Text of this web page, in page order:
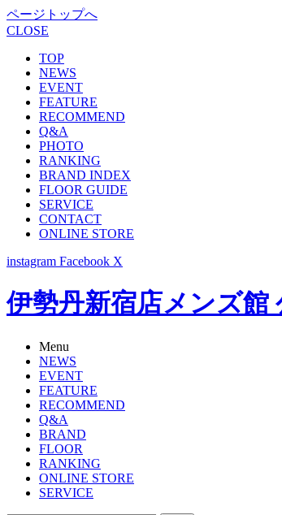
ページトップへ
CLOSE
TOP
NEWS
EVENT
FEATURE
RECOMMEND
Q&A
PHOTO
RANKING
BRAND INDEX
FLOOR GUIDE
SERVICE
CONTACT
ONLINE STORE
instagram Facebook X
伊勢丹新宿店メンズ館
Menu
NEWS
EVENT
FEATURE
RECOMMEND
Q&A
BRAND
FLOOR
RANKING
ONLINE STORE
SERVICE